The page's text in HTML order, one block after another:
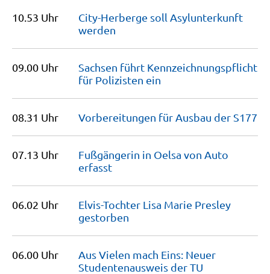
10.53 Uhr
City-Herberge soll Asylunterkunft
werden
09.00 Uhr
Sachsen führt Kennzeichnungspflicht
für Polizisten ein
08.31 Uhr Vorbereitungen für Ausbau der S177
07.13 Uhr
Fußgängerin in Oelsa von Auto
erfasst
06.02 Uhr
Elvis-Tochter Lisa Marie Presley
gestorben
06.00 Uhr
Aus Vielen mach Eins: Neuer
Studentenausweis derTU